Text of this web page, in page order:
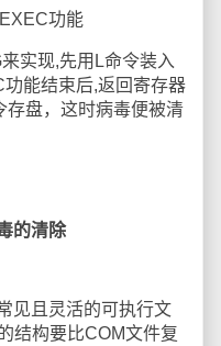
功能
现,先用L命令装入
能结束后,返回寄存器
存盘，这时病毒便被清
的清除
且灵活的可执行文
结构要比COM文件复